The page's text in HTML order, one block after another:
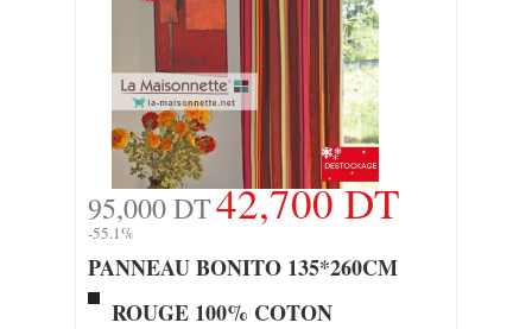
95,000 DT42,700 DT
-55.1%
PANNEAU BONITO 135*260CM
ROUGE 100% COTON